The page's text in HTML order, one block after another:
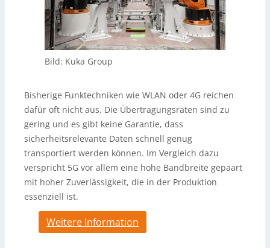
Bild: Kuka Group
Bisherige Funktechniken wie WLAN oder 4G reichen
dafür oft nicht aus. Die Übertragungsraten sind zu
gering und es gibt keine Garantie, dass
sicherheitsrelevante Daten schnell genug
transportiert werden können. Im Vergleich dazu
verspricht 5G vor allem eine hohe Bandbreite gepaart
mit hoher Zuverlässigkeit, die in der Produktion
essenziell ist.
Weitere Information